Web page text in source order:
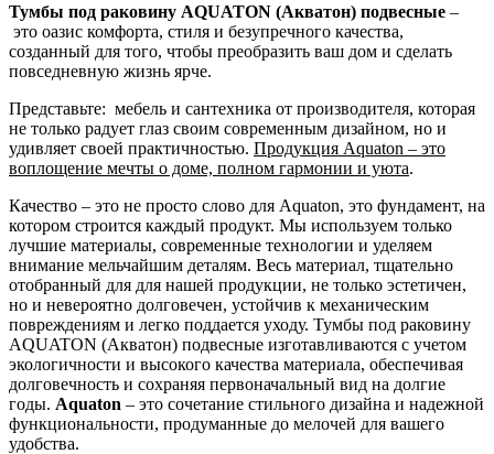
Тумбы под раковину AQUATON (Акватон) подвесные –
это оазис комфорта, стиля и безупречного качества,
созданный для того, чтобы преобразить ваш дом и сделать
повседневную жизнь ярче.
Представьте: мебель и сантехника от производителя, которая
не только радует глаз своим современным дизайном, но и
удивляет своей практичностью. Продукция Aquaton – это
воплощение мечты о доме, полном гармонии и уюта.
Качество – это не просто слово для Aquaton, это фундамент, на
котором строится каждый продукт. Мы используем только
лучшие материалы, современные технологии и уделяем
внимание мельчайшим деталям. Весь материал, тщательно
отобранный для для нашей продукции, не только эстетичен,
но и невероятно долговечен, устойчив к механическим
повреждениям и легко поддается уходу. Тумбы под раковину
AQUATON (Акватон) подвесные изготавливаются с учетом
экологичности и высокого качества материала, обеспечивая
долговечность и сохраняя первоначальный вид на долгие
годы. Aquaton – это сочетание стильного дизайна и надежной
функциональности, продуманные до мелочей для вашего
удобства.